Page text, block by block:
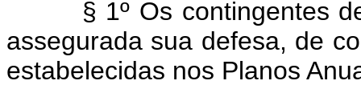
§ 1º Os contingentes de
assegurada sua defesa, de
estabelecidas nos Planos